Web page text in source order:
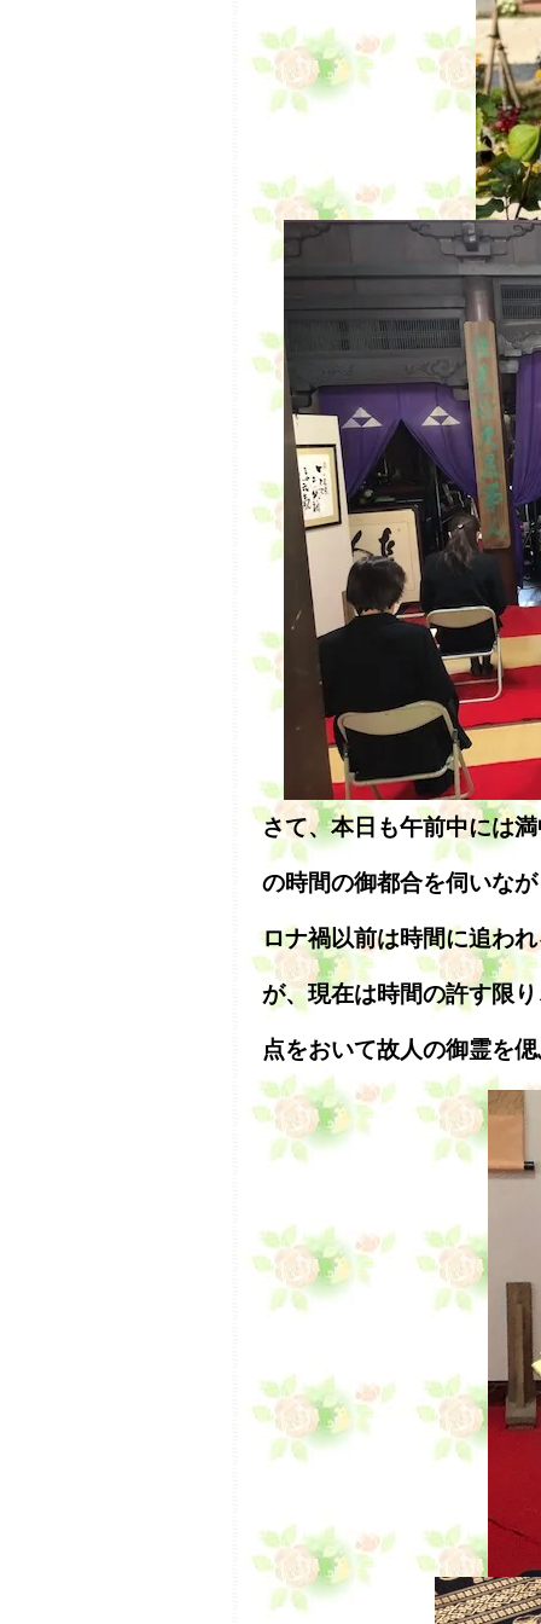
さて、本日も午前中には
の時間の御都合を伺いな
ロナ禍以前は時間に追わ
が、現在は時間の許す限
点をおいて故人の御霊を